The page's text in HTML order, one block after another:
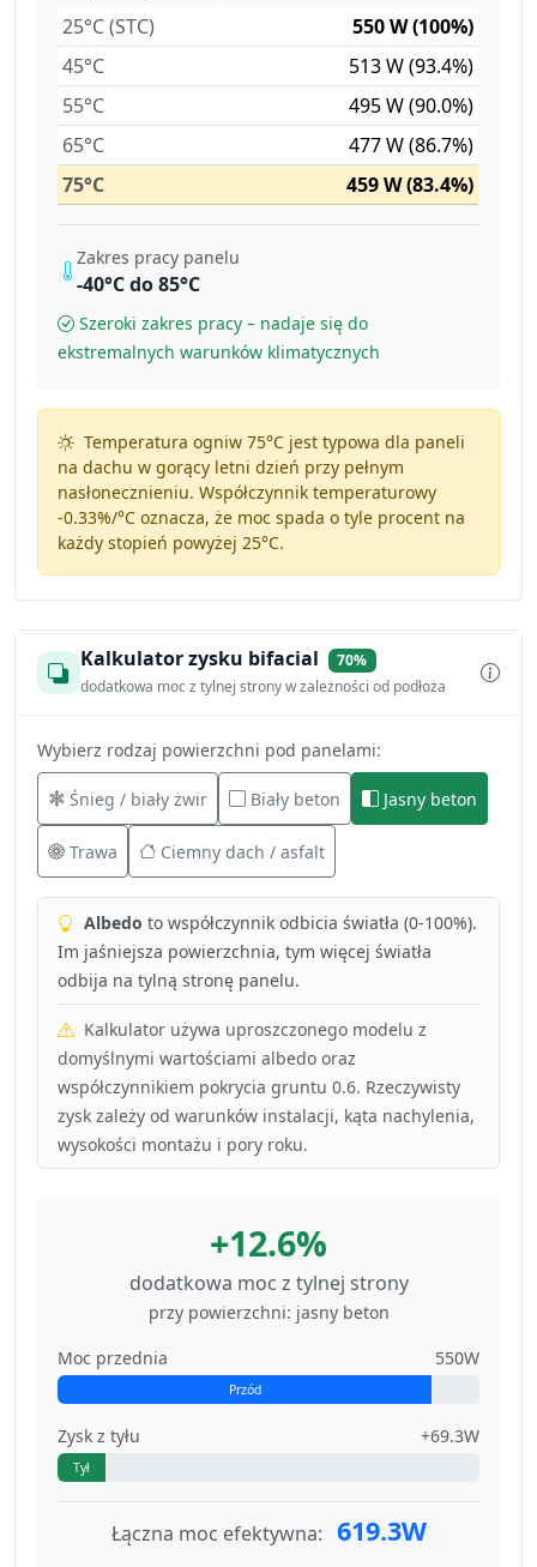
25°C (STC)
550 W (100%)
45°C
513 W (93.4%)
55°C
495 W (90.0%)
65°C
477 W (86.7%)
75°C
459 W (83.4%)
Zakres pracy panelu
-40°C do 85°C
Szeroki zakres pracy – nadaje się do
ekstremalnych warunków klimatycznych
Temperatura ogniw 75°C jest typowa dla paneli
na dachu w gorący letni dzień przy pełnym
nasłonecznieniu. Współczynnik temperaturowy
-0.33%/°Coznacza, że moc spada o tyle procent na
każdy stopień powyżej 25°C.
Kalkulator zysku bifacial
70%
dodatkowa moc z tylnej strony w zależności od podłoża
Wybierz rodzaj powierzchni pod panelami:
Śnieg / biały żwir Biały beton Jasny beton
Trawa Ciemny dach / asfalt
Albedo to współczynnik odbicia światła (0-100%).
Im jaśniejsza powierzchnia, tym więcej światła
odbija na tylną stronę panelu.
Kalkulator używa uproszczonego modelu z
domyślnymi wartościami albedo oraz
współczynnikiem pokrycia gruntu 0.6. Rzeczywisty
zysk zależy od warunków instalacji, kąta nachylenia,
wysokości montażu i pory roku.
+12.6%
dodatkowa moc z tylnej strony
przy powierzchni: jasny beton
Moc przednia
550W
Przód
Zysk z tyłu +69.3W
Tył
Łączna moc efektywna: 619.3W